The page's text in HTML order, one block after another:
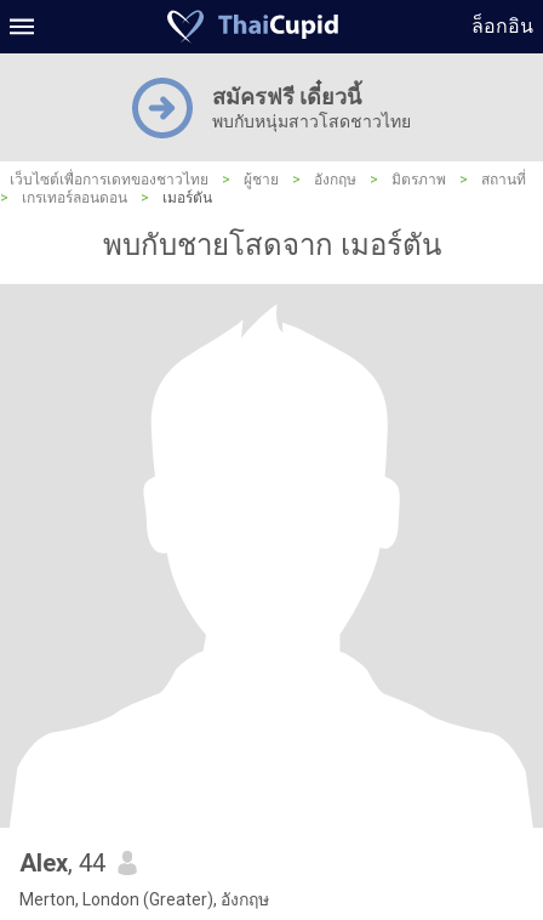
ล็อกอิน
สมัครฟรี เดี๋ยวนี้
พบกับหนุ่มสาวโสดชาวไทย
เว็บไซต์เพื่อการเดทของชาวไทย > ผู้ชาย > อังกฤษ > มิตรภาพ >
สถานที่
>
เกรเทอร์ลอนดอน > เมอร์ตัน
พบกับชายโสดจาก เมอร์ตัน
Alex, 44
Merton, London (Greater), อังกฤษ